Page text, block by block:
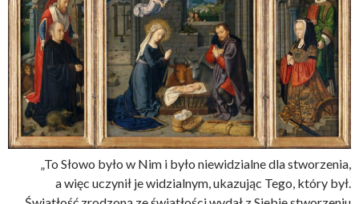
„To Słowo było w Nim i było niewidzialne dla stworzenia,
a więc uczynił je widzialnym, ukazując Tego, który był.